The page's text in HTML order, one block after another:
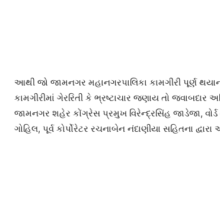
આથી જો જામનગર મહાનગરપાલિકા કામગીરી પૂર્ણ
કામગીરીમાં ગેરરિતી કે ભ્રષ્ટાચાર જણાય તો જવાબદાર
જામનગર શહેર કોંગ્રેસ પ્રમુખ વિરેન્દ્રસિંહ જાડેજા, વોર્ડ
ગોહિલ, પૂર્વ કોર્પોરેટર રચનાબેન નંદાણીયા સહિતના